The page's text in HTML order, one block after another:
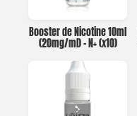
Booster de Nicotine 10ml
(20mg/ml) – N+ (x10)